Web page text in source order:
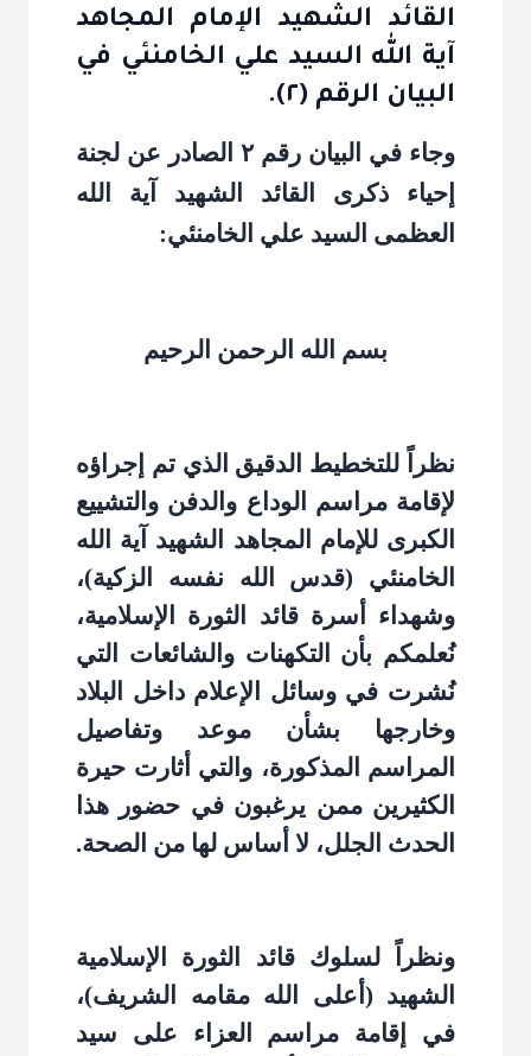
القائد الشهيد الإمام المجاهد
آية الله السيد علي الخامنئي في
البيان الرقم (٢).
وجاء في البيان رقم ٢ الصادر عن لجنة
إحياء ذكرى القائد الشهيد آية الله
العظمى السيد علي الخامنئي:
بسم الله الرحمن الرحيم
نظراً للتخطيط الدقيق الذي تم إجراؤه
لإقامة مراسم الوداع والدفن والتشييع
الكبرى للإمام المجاهد الشهيد آية الله
الخامنئي (قدس الله نفسه الزكية)،
وشهداء أسرة قائد الثورة الإسلامية،
نُعلمكم بأن التكهنات والشائعات التي
نُشرت في وسائل الإعلام داخل البلاد
وخارجها بشأن موعد وتفاصيل
المراسم المذكورة، والتي أثارت حيرة
الكثيرين ممن يرغبون في حضور هذا
الحدث الجلل، لا أساس لها من الصحة.
ونظراً لسلوك قائد الثورة الإسلامية
الشهيد (أعلى الله مقامه الشريف)،
في إقامة مراسم العزاء على سيد